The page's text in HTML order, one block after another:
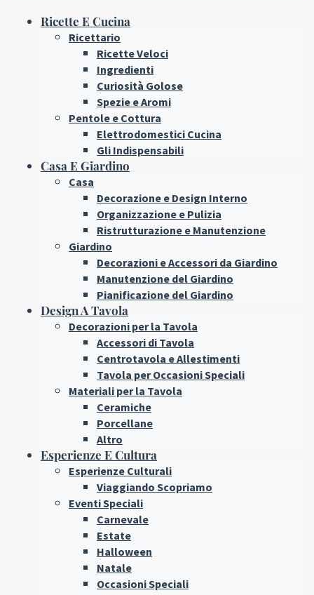
Ricette E Cucina
Ricettario
Ricette Veloci
Ingredienti
Curiosità Golose
Spezie e Aromi
Pentole e Cottura
Elettrodomestici Cucina
Gli Indispensabili
Casa E Giardino
Casa
Decorazione e Design Interno
Organizzazione e Pulizia
Ristrutturazione e Manutenzione
Giardino
Decorazioni e Accessori da Giardino
Manutenzione del Giardino
Pianificazione del Giardino
Design A Tavola
Decorazioni per la Tavola
Accessori di Tavola
Centrotavola e Allestimenti
Tavola per Occasioni Speciali
Materiali per la Tavola
Ceramiche
Porcellane
Altro
Esperienze E Cultura
Esperienze Culturali
Viaggiando Scopriamo
Eventi Speciali
Carnevale
Estate
Halloween
Natale
Occasioni Speciali